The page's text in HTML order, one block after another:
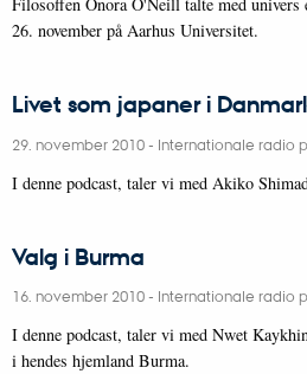
26. november på Aarhus Universitet.
Livet som japaner i
29. november 2010- Internationale radio
I denne podcast, taler vi med Akiko
Valg i Burma
16. november 2010- Internationale radio
I denne podcast, taler vi med Nwet
i hendes hjemland Burma.